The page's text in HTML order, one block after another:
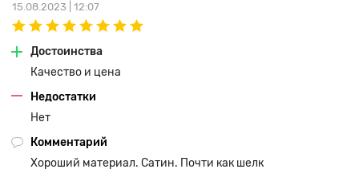
15.08.2023 | 12:07
Достоинства
Качество и цена
Недостатки
Нет
Комментарий
Хороший материал. Сатин. Почти как шелк